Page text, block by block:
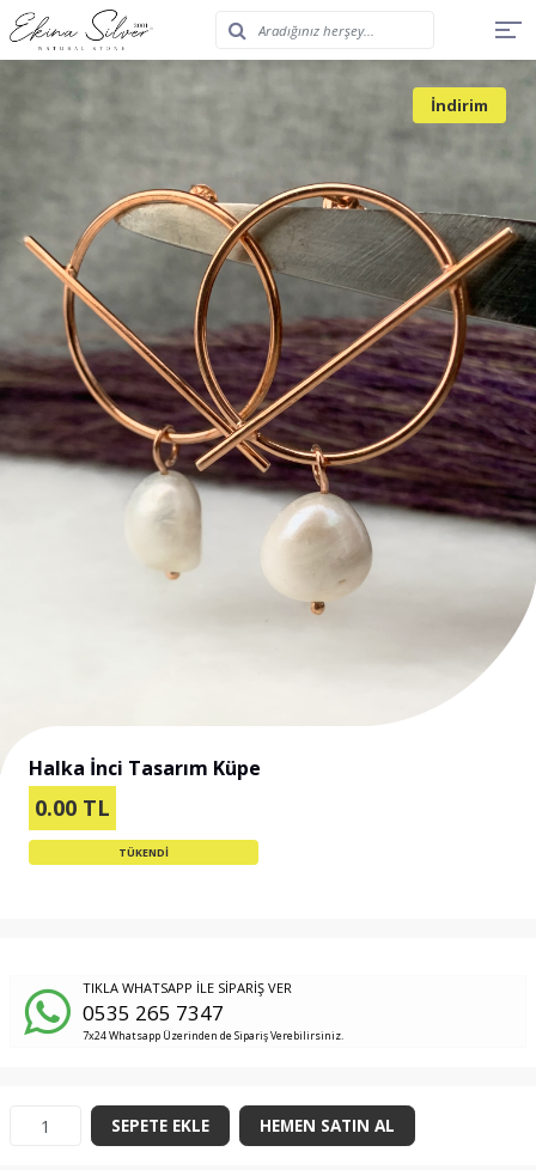
İndirim
Halka İnci Tasarım Küpe
0.00 TL
TÜKENDİ
TIKLA WHATSAPP İLE SİPARİŞ VER
0535 265 7347
7x24 Whatsapp Üzerinden de Sipariş Verebilirsiniz.
SEPETE EKLE HEMEN SATIN AL